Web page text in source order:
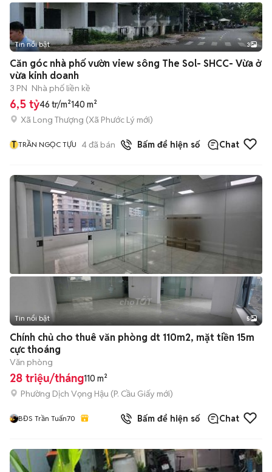
Tin nổi bật 3
Căn góc nhà phố vườn view sông The Sol- SHCC- Vừa ở
vừa kinh doanh
3 PN Nhà phố liền kề
6,5 tỷ46 tr/m²140 m²
Xã Long Thượng (Xã Phước Lý mới)
T TRẦN NGỌC TỰU 4đã bán Bấm để hiện số Chat
Tin nổi bật 5
Chính chủ cho thuê văn phòng dt 110m2, mặt tiền 15m
cực thoáng
Văn phòng
28 triệu/tháng110 m²
Phường Dịch Vọng Hậu (P. Cầu Giấy mới)
BĐS Trần Tuấn70 Bấm để hiện số Chat